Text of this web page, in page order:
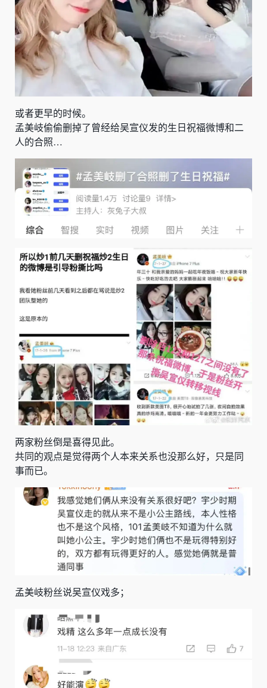
或者更早的时候。
孟美岐偷偷删掉了曾经给吴宣仪发的生日祝福微博和二
人的合照…
两家粉丝倒是喜得见此。
共同的观点是觉得两个人本来关系也没那么好，只是同
事而已。
孟美岐粉丝说吴宣仪戏多；